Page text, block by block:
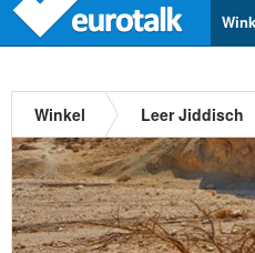
Winkel Leer Jiddisch